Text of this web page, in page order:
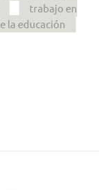
trabajo en
la educación